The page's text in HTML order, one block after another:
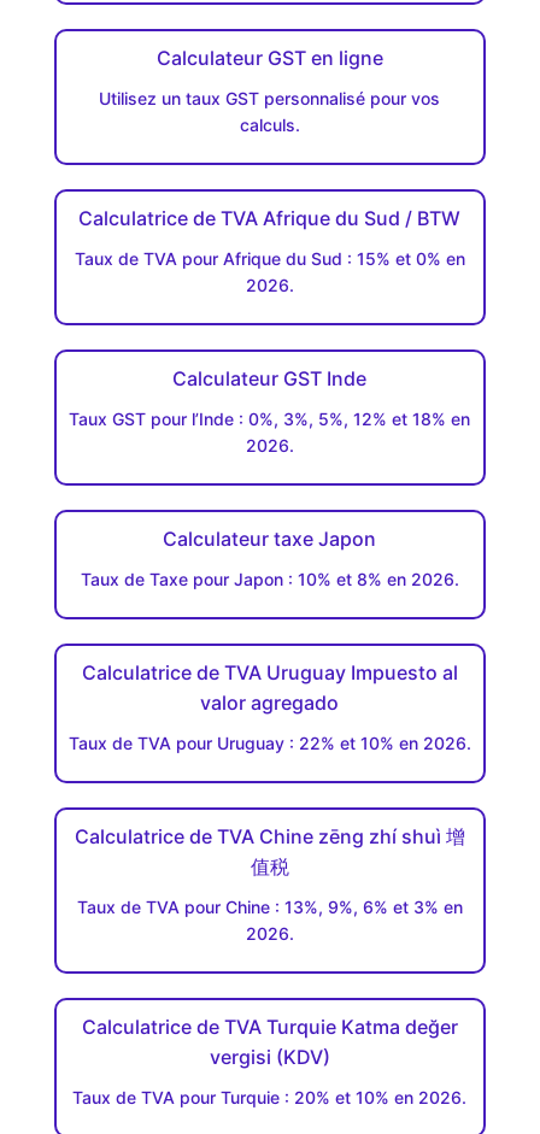
Calculateur GST en ligne
Utilisez un taux GST personnalisé pour vos
calculs.
Calculatrice de TVA Afrique du Sud / BTW
Taux de TVA pour Afrique du Sud : 15% et 0% en
2026.
Calculateur GST Inde
Taux GST pour l’Inde : 0%, 3%, 5%, 12% et 18% en
2026.
Calculateur taxe Japon
Taux de Taxe pour Japon : 10% et 8% en 2026.
Calculatrice de TVA Uruguay Impuesto al
valor agregado
Taux de TVA pour Uruguay : 22% et 10% en 2026.
Calculatrice de TVA Chine zēng zhí shuì 增
值税
Taux de TVA pour Chine : 13%, 9%, 6% et 3% en
2026.
Calculatrice de TVA Turquie Katma değer
vergisi (KDV)
Taux de TVA pour Turquie : 20% et 10% en 2026.